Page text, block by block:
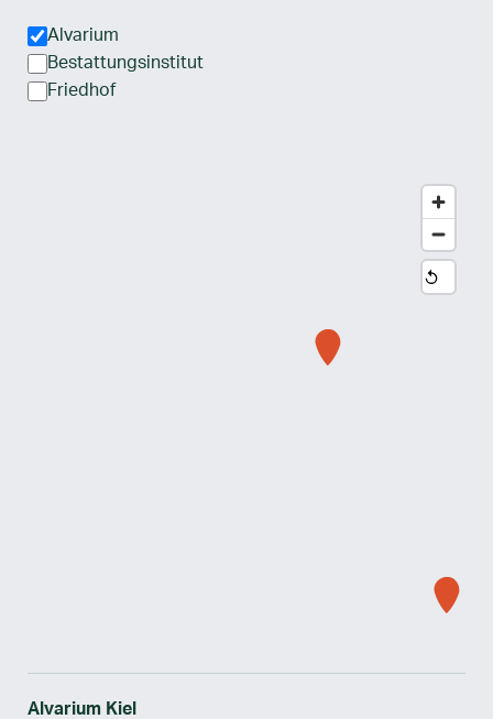
Nach Kategorie filtern
Alvarium
Bestattungsinstitut
Friedhof
Alvarium Kiel